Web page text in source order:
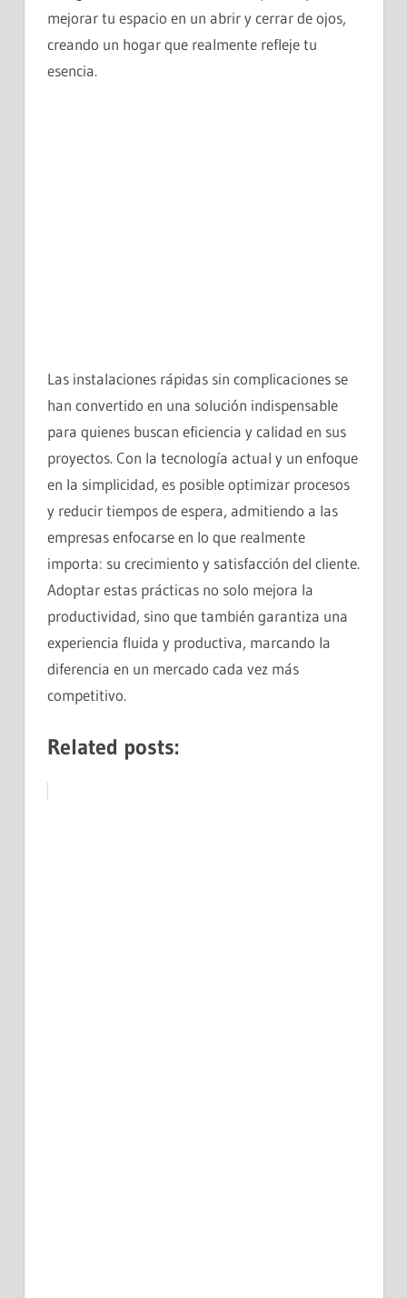
mejorar tu espacio en un abrir y cerrar de ojos,
creando un hogar que realmente refleje tu
esencia.
Las instalaciones rápidas sin complicaciones se
han convertido en una solución indispensable
para quienes buscan eficiencia y calidad en sus
proyectos. Con la tecnología actual y un enfoque
en la simplicidad, es posible optimizar procesos
y reducir tiempos de espera, admitiendo a las
empresas enfocarse en lo que realmente
importa: su crecimiento y satisfacción del cliente.
Adoptar estas prácticas no solo mejora la
productividad, sino que también garantiza una
experiencia fluida y productiva, marcando la
diferencia en un mercado cada vez más
competitivo.
Related posts: